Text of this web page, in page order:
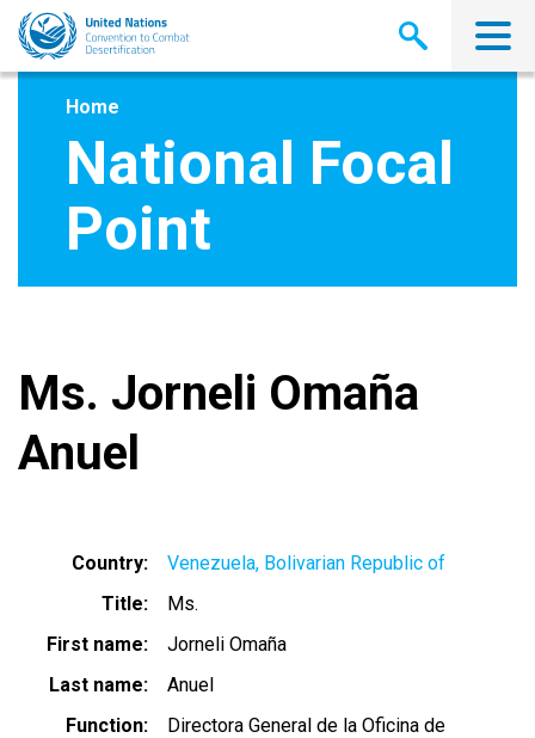
Skip
main
Home
National Focal
Point
Ms. Jorneli Omaña
Anuel
Country
Venezuela, Bolivarian Republic of
Title
Ms.
First name
Jorneli Omaña
Last name
Anuel
Function
Directora General de la Oficina de